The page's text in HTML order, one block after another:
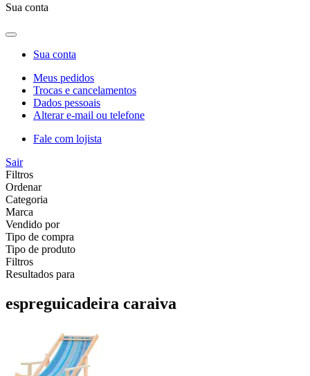
Sua conta
Sua conta
Meus pedidos
Trocas e cancelamentos
Dados pessoais
Alterar e-mail ou telefone
Fale com lojista
Sair
Filtros
Ordenar
Categoria
Marca
Vendido por
Tipo de compra
Tipo de produto
Filtros
Resultados para
espreguicadeira caraiva